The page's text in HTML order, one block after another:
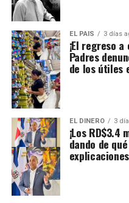
EL PAIS 3 días
¡El regreso
Padres
de los útiles
EL DINERO 3
¡Los
dando de